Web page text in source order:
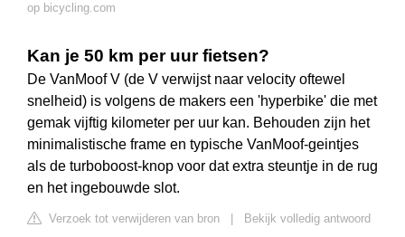
op bicycling.com
Kan je 50 km per uur fietsen?
De VanMoof V (de V verwijst naar velocity oftewel
snelheid) is volgens de makers een 'hyperbike' die met
gemak vijftig kilometer per uur kan. Behouden zijn het
minimalistische frame en typische VanMoof-geintjes
als de turboboost-knop voor dat extra steuntje in de rug
en het ingebouwde slot.
Verzoek tot verwijderen van bron
Bekijk volledig antwoord